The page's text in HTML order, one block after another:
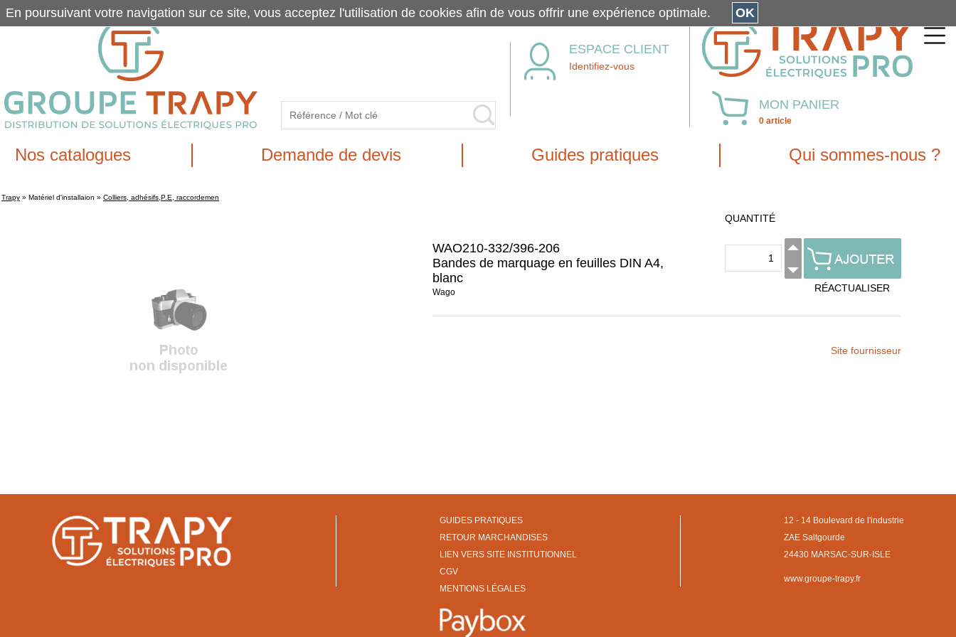
ESPACE CLIENT
Identifiez-vous
MON PANIER
0 article
Nos catalogues Demande de devis Guides pratiques Qui sommes-nous ?
Trapy » Matériel d'installaion » Colliers, adhésifs,P.E, raccordemen
WAO210-332/396-206
Bandes de marquage en feuilles DIN A4,
blanc
Wago
QUANTITÉ
RÉACTUALISER
Site fournisseur
GUIDES PRATIQUES
RETOUR MARCHANDISES
LIEN VERS SITE INSTITUTIONNEL
CGV
MENTIONS LÉGALES
12 - 14 Boulevard de l'industrie
ZAE Saltgourde
24430 MARSAC-SUR-ISLE
www.groupe-trapy.fr
En poursuivant votre navigation sur ce site, vous acceptez l'utilisation de cookies afin de vous offrir une expérience optimale. OK